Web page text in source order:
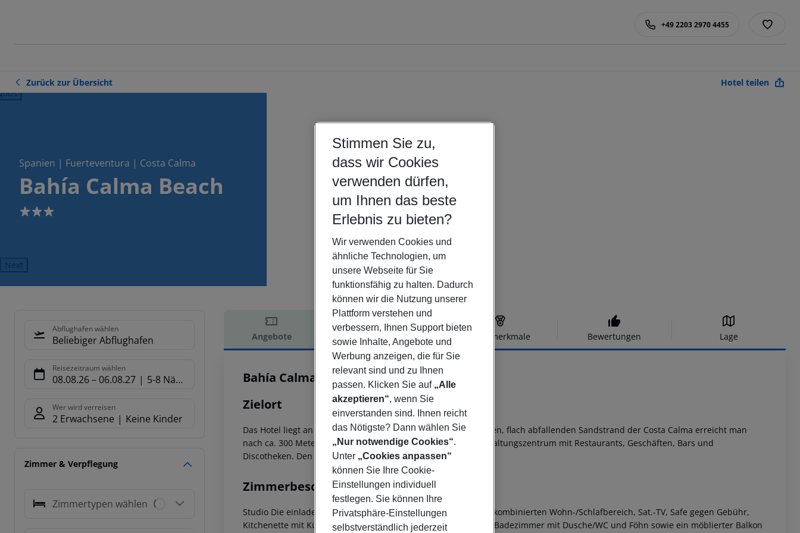
+49 2203 2970 4455
Zurück zur Übersicht Hotel teilen
Spanien | Fuerteventura | Costa Calma
Bahía Calma Beach
3
Next
Abflughafen wählen
Beliebiger Abflughafen
Reisezeitraum wählen
08.08.26– 06.08.27 5-8 Nächte
Wer wird verreisen
2 Erwachsene Keine Kinder
Zimmer & Verpflegung
Zimmertypen wählen
Angebote Hotelbeschreibung Hotelmerkmale Bewertungen Lage
Hotelbeschreibung
Bahía Calma Beach
3
Zielort
Das Hotel liegt an einem leichten Hang und den kilometerlangen, flach abfallenden Sandstrand der Costa Calma erreicht man
nach ca. 300 Meter. Benachbart liegt ein Einkaufs- und Unterhaltungszentrum mit Restaurants, Geschäften, Bars und
Discotheken. Den Flughafen erreicht man ca. in 61 km.
Zimmerbeschreibung
Studio Die einladenen Studios (ca. 21 m²) bestehen aus einem kombinierten Wohn-/Schlafbereich, Sat.-TV, Safe gegen Gebühr,
Kitchenette mit Kühlschrank, Kaffeemaschine und Mikrowelle, Badezimmer mit Dusche/WC und Föhn sowie ein möblierter Balkon
Stimmen Sie zu,
dass wir Cookies
verwenden dürfen,
um Ihnen das beste
Erlebnis zu bieten?
Wir verwenden Cookies und
ähnliche Technologien, um
unsere Webseite für Sie
funktionsfähig zu halten. Dadurch
können wir die Nutzung unserer
Plattform verstehen und
verbessern, Ihnen Support bieten
sowie Inhalte, Angebote und
Werbung anzeigen, die für Sie
relevant sind und zu Ihnen
passen. Klicken Sie auf „Alle
akzeptieren“, wenn Sie
einverstanden sind. Ihnen reicht
das Nötigste? Dann wählen Sie
„Nur notwendige Cookies“.
Unter „Cookies anpassen“
können Sie Ihre Cookie-
Einstellungen individuell
festlegen. Sie können Ihre
Privatsphäre-Einstellungen
selbstverständlich jederzeit